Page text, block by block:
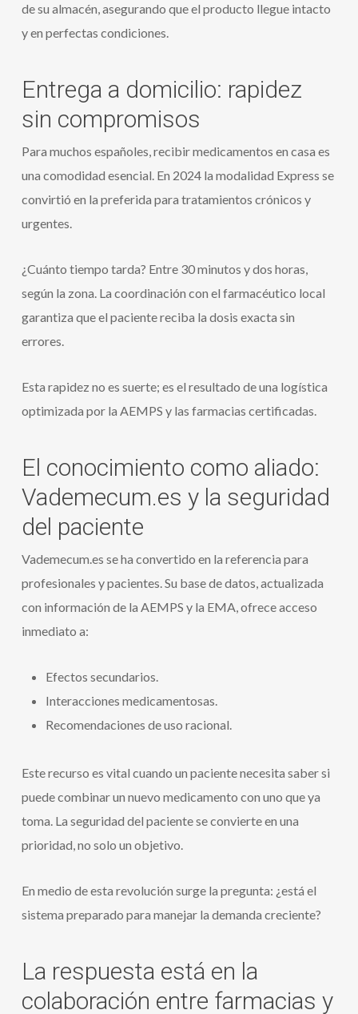
de su almacén, asegurando que el producto llegue intacto
y en perfectas condiciones.
Entrega a domicilio: rapidez
sin compromisos
Para muchos españoles, recibir medicamentos en casa es
una comodidad esencial. En 2024 la modalidad Express se
convirtió en la preferida para tratamientos crónicos y
urgentes.
¿Cuánto tiempo tarda? Entre 30 minutos y dos horas,
según la zona. La coordinación con el farmacéutico local
garantiza que el paciente reciba la dosis exacta sin
errores.
Esta rapidez no es suerte; es el resultado de una logística
optimizada por la AEMPS y las farmacias certificadas.
El conocimiento como aliado:
Vademecum.es y la seguridad
del paciente
Vademecum.es se ha convertido en la referencia para
profesionales y pacientes. Su base de datos, actualizada
con información de la AEMPS y la EMA, ofrece acceso
inmediato a:
Efectos secundarios.
Interacciones medicamentosas.
Recomendaciones de uso racional.
Este recurso es vital cuando un paciente necesita saber si
puede combinar un nuevo medicamento con uno que ya
toma. La seguridad del paciente se convierte en una
prioridad, no solo un objetivo.
En medio de esta revolución surge la pregunta: ¿está el
sistema preparado para manejar la demanda creciente?
La respuesta está en la
colaboración entre farmacias y